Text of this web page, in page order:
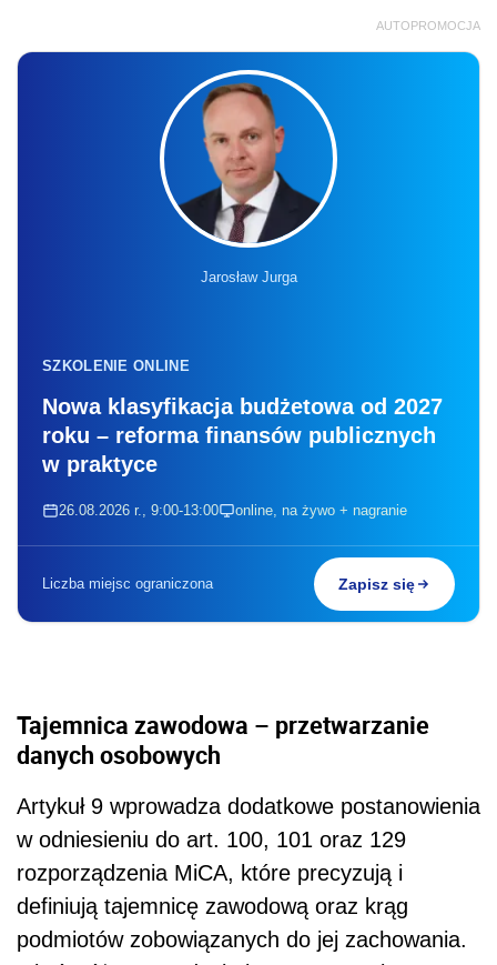
AUTOPROMOCJA
Jarosław Jurga
SZKOLENIE ONLINE
Nowa klasyfikacja budżetowa od 2027
roku – reforma finansów publicznych
w praktyce
26.08.2026 r., 9:00-13:00 online, na żywo + nagranie
Liczba miejsc ograniczona Zapisz się
Tajemnica zawodowa – przetwarzanie
danych osobowych
Artykuł 9 wprowadza dodatkowe postanowienia
w odniesieniu do art. 100, 101 oraz 129
rozporządzenia MiCA, które precyzują i
definiują tajemnicę zawodową oraz krąg
podmiotów zobowiązanych do jej zachowania.